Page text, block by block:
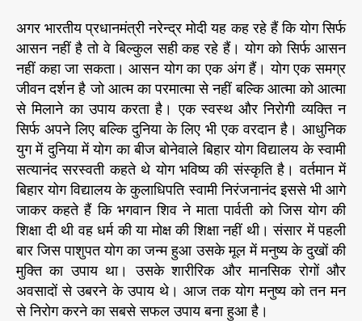
अगर भारतीय प्रधानमंत्री नरेन्द्र मोदी यह कह रहे हैं कि योग सिर्फ
आसन नहीं है तो वे बिल्कुल सही कह रहे हैं। योग को सिर्फ आसन
नहीं कहा जा सकता। आसन योग का एक अंग हैं। योग एक समग्र
जीवन दर्शन है जो आत्म का परमात्मा से नहीं बल्कि आत्मा को आत्मा
से मिलाने का उपाय करता है। एक स्वस्थ और निरोगी व्यक्ति न
सिर्फ अपने लिए बल्कि दुनिया के लिए भी एक वरदान है। आधुनिक
युग में दुनिया में योग का बीज बोनेवाले बिहार योग विद्यालय के स्वामी
सत्यानंद सरस्वती कहते थे योग भविष्य की संस्कृति है। वर्तमान में
बिहार योग विद्यालय के कुलाधिपति स्वामी निरंजनानंद इससे भी आगे
जाकर कहते हैं कि भगवान शिव ने माता पार्वती को जिस योग की
शिक्षा दी थी वह धर्म की या मोक्ष की शिक्षा नहीं थी। संसार में पहली
बार जिस पाशुपत योग का जन्म हुआ उसके मूल में मनुष्य के दुखों की
मुक्ति का उपाय था। उसके शारीरिक और मानसिक रोगों और
अवसादों से उबरने के उपाय थे। आज तक योग मनुष्य को तन मन
से निरोग करने का सबसे सफल उपाय बना हुआ है।